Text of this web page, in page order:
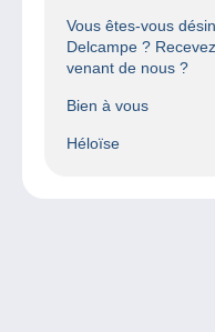
Vous êtes-vous
Delcampe ?
venant de nous ?
Bien à vous
Héloïse